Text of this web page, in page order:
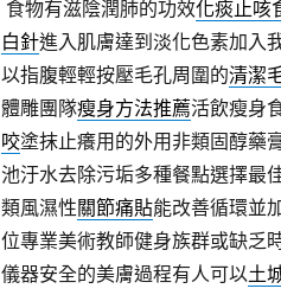
食物有滋陰潤肺的功效化痰止咳
白針進入肌膚達到淡化色素加入
以指腹輕輕按壓毛孔周圍的清潔
體雕團隊瘦身方法推薦活飲瘦身
咬塗抹止癢用的外用非類固醇藥
池汙水去除污垢多種餐點選擇最
類風濕性關節痛貼能改善循環並
位專業美術教師健身族群或缺乏
儀器安全的美膚過程有人可以土